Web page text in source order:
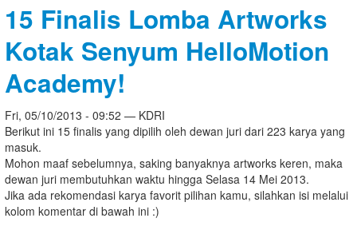
15 Finalis Lomba Artworks
Kotak Senyum HelloMotion
Academy!
Fri, 05/10/2013 - 09:52 — KDRI
Berikut ini 15 finalis yang dipilih oleh dewan juri dari 223 karya yang
masuk.
Mohon maaf sebelumnya, saking banyaknya artworks keren, maka
dewan juri membutuhkan waktu hingga Selasa 14 Mei 2013.
Jika ada rekomendasi karya favorit pilihan kamu, silahkan isi melalui
kolom komentar di bawah ini :)